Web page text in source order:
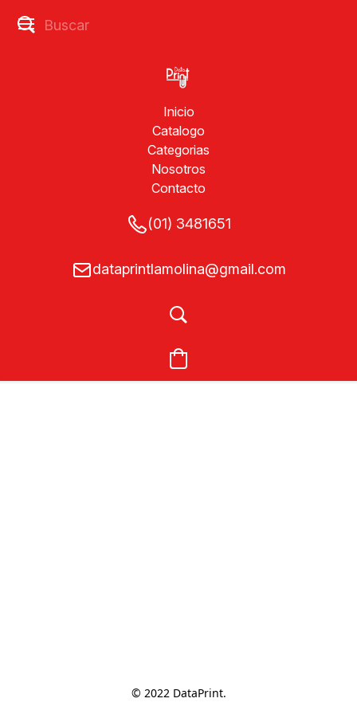
Inicio
Catalogo
Categorias
Nosotros
Contacto
(01) 3481651
dataprintlamolina@gmail.com
© 2022 DataPrint.